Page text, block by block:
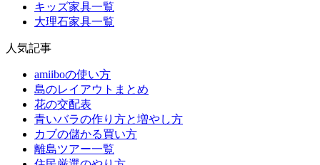
キッズ家具一覧
大理石家具一覧
人気記事
amiiboの使い方
島のレイアウトまとめ
花の交配表
青いバラの作り方と増やし方
カブの儲かる買い方
離島ツアー一覧